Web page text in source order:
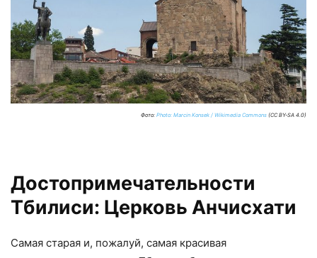
Фото: Photo: Marcin Konsek / Wikimedia Commons (CC BY-SA 4.0)
Достопримечательности
Тбилиси: Церковь Анчисхати
Самая старая и, пожалуй, самая красивая